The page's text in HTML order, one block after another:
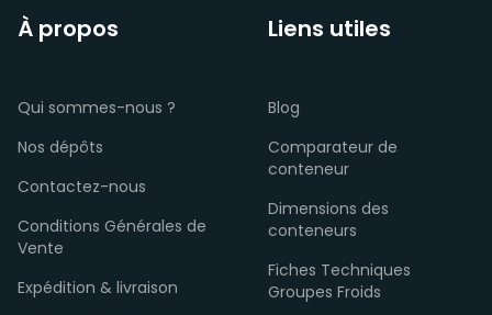
À propos
Qui sommes-nous ?
Nos dépôts
Contactez-nous
Conditions Générales de
Vente
Expédition & livraison
Liens utiles
Blog
Comparateur de
conteneur
Dimensions des
conteneurs
Fiches Techniques
Groupes Froids